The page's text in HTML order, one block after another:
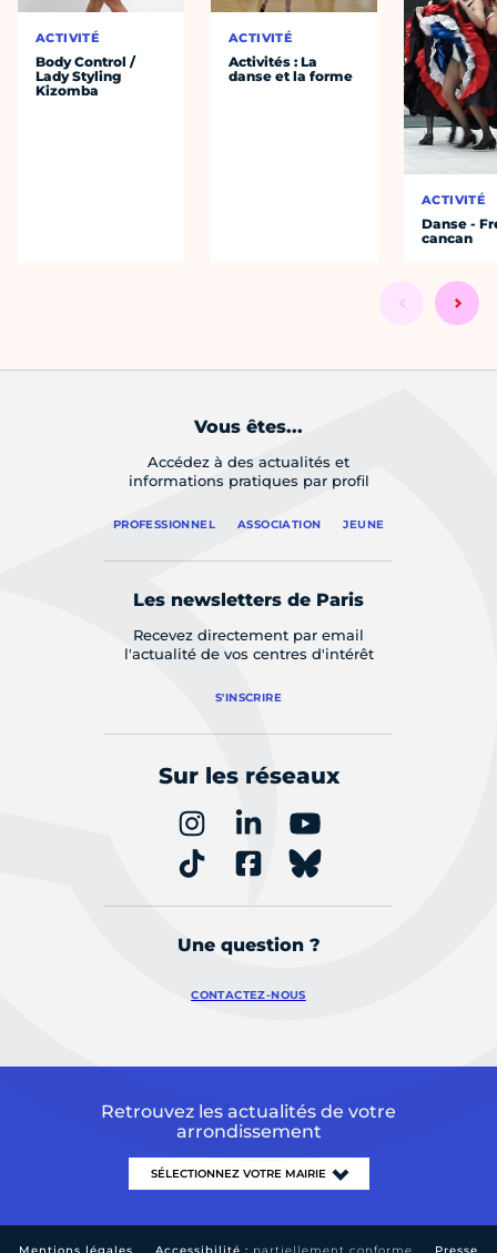
ACTIVITÉ
Body Control /
Lady Styling
Kizomba
ACTIVITÉ
Activités : La
danse et la forme
ACTIVITÉ
Danse -
cancan
Vous êtes...
Accédez à des actualités et
informations pratiques par profil
PROFESSIONNEL ASSOCIATION JEUNE
Les newsletters de Paris
Recevez directement par email
l'actualité de vos centres d'intérêt
S'INSCRIRE
Sur les réseaux
Une question ?
CONTACTEZ-NOUS
Retrouvez les actualités de votre
arrondissement